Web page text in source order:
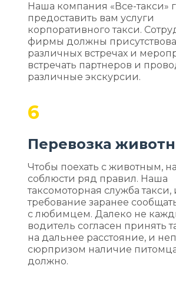
Наша компания «Все-такси»
предоставить вам услуги
корпоративного такси.
фирмы должны
различных встречах и
встречать партнеров и
различные экскурсии.
6
Перевозка
Чтобы поехать с животным,
соблюсти ряд правил. Наша
таксомоторная служба такси,
требование заранее
с любимцем. Далеко не
водитель согласен принять
на дальнее расстояние, и
сюрпризом наличие питомца
должно.